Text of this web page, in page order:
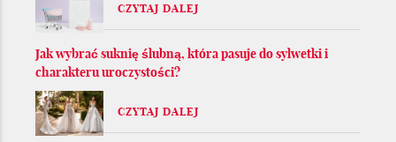
CZYTAJ DALEJ
Jak wybrać suknię ślubną, która pasuje do sylwetki i
charakteru uroczystości?
CZYTAJ DALEJ